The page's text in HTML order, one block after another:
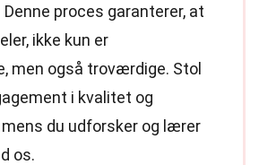
proces garanterer, at
ikke kun er
men også troværdige. Stol
i kvalitet og
du udforsker og lærer
os.